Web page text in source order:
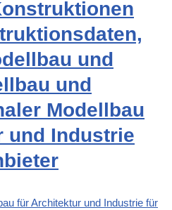
und
und
Modellbau
und Industrie
für Architektur und Industrie für